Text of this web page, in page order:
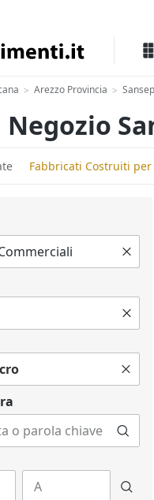
> Arezzo Provincia >
Fabbricati Costruiti